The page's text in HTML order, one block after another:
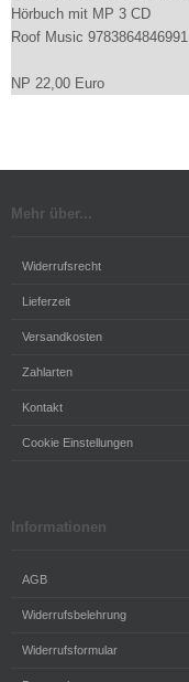
Hörbuch mit MP 3 CD
Roof Music 9783864846991
NP 22,00 Euro
Mehr über...
Widerrufsrecht
Lieferzeit
Versandkosten
Zahlarten
Kontakt
Cookie Einstellungen
Informationen
AGB
Widerrufsbelehrung
Widerrufsformular